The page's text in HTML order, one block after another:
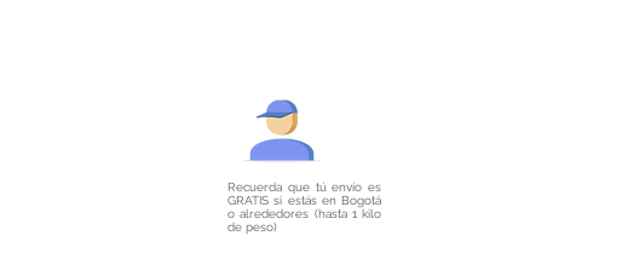
Recuerda que tú envío es
GRATIS si estás en Bogotá
o alrededores (hasta 1 kilo
de peso)